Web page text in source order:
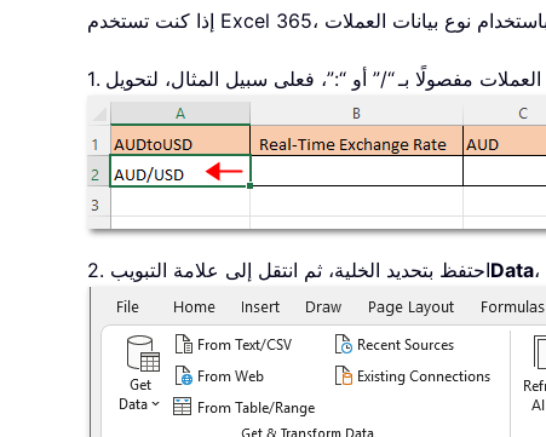
2. احتفظ بتحديد الخلية، ثم انتقل إلى علامة التبويبData